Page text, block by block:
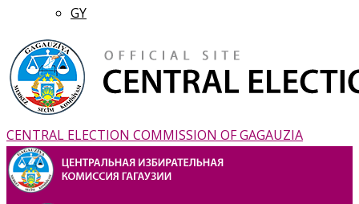
GY
CENTRAL ELECTION COMMISSION OF GAGAUZIA